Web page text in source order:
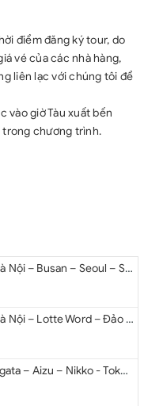
điểm đăng ký tour, do
vé của các nhà hàng,
liên lạc với chúng tôi để
giờ Tàu xuất bến
trong chương trình.
Du lịch Hàn Quốc 2026: Hà Nội – Busan – Seoul – Starfiled – Lotte Worf
Du lịch Hàn Quốc 2026: Hà Nội – Lotte Word – Đảo Nami – Làng Cổ Hanok Bukchon
Du lịch Nhật Bản 2026: Niigata – Aizu – Nikko - Tokyo – Niigata từ Hà Nội